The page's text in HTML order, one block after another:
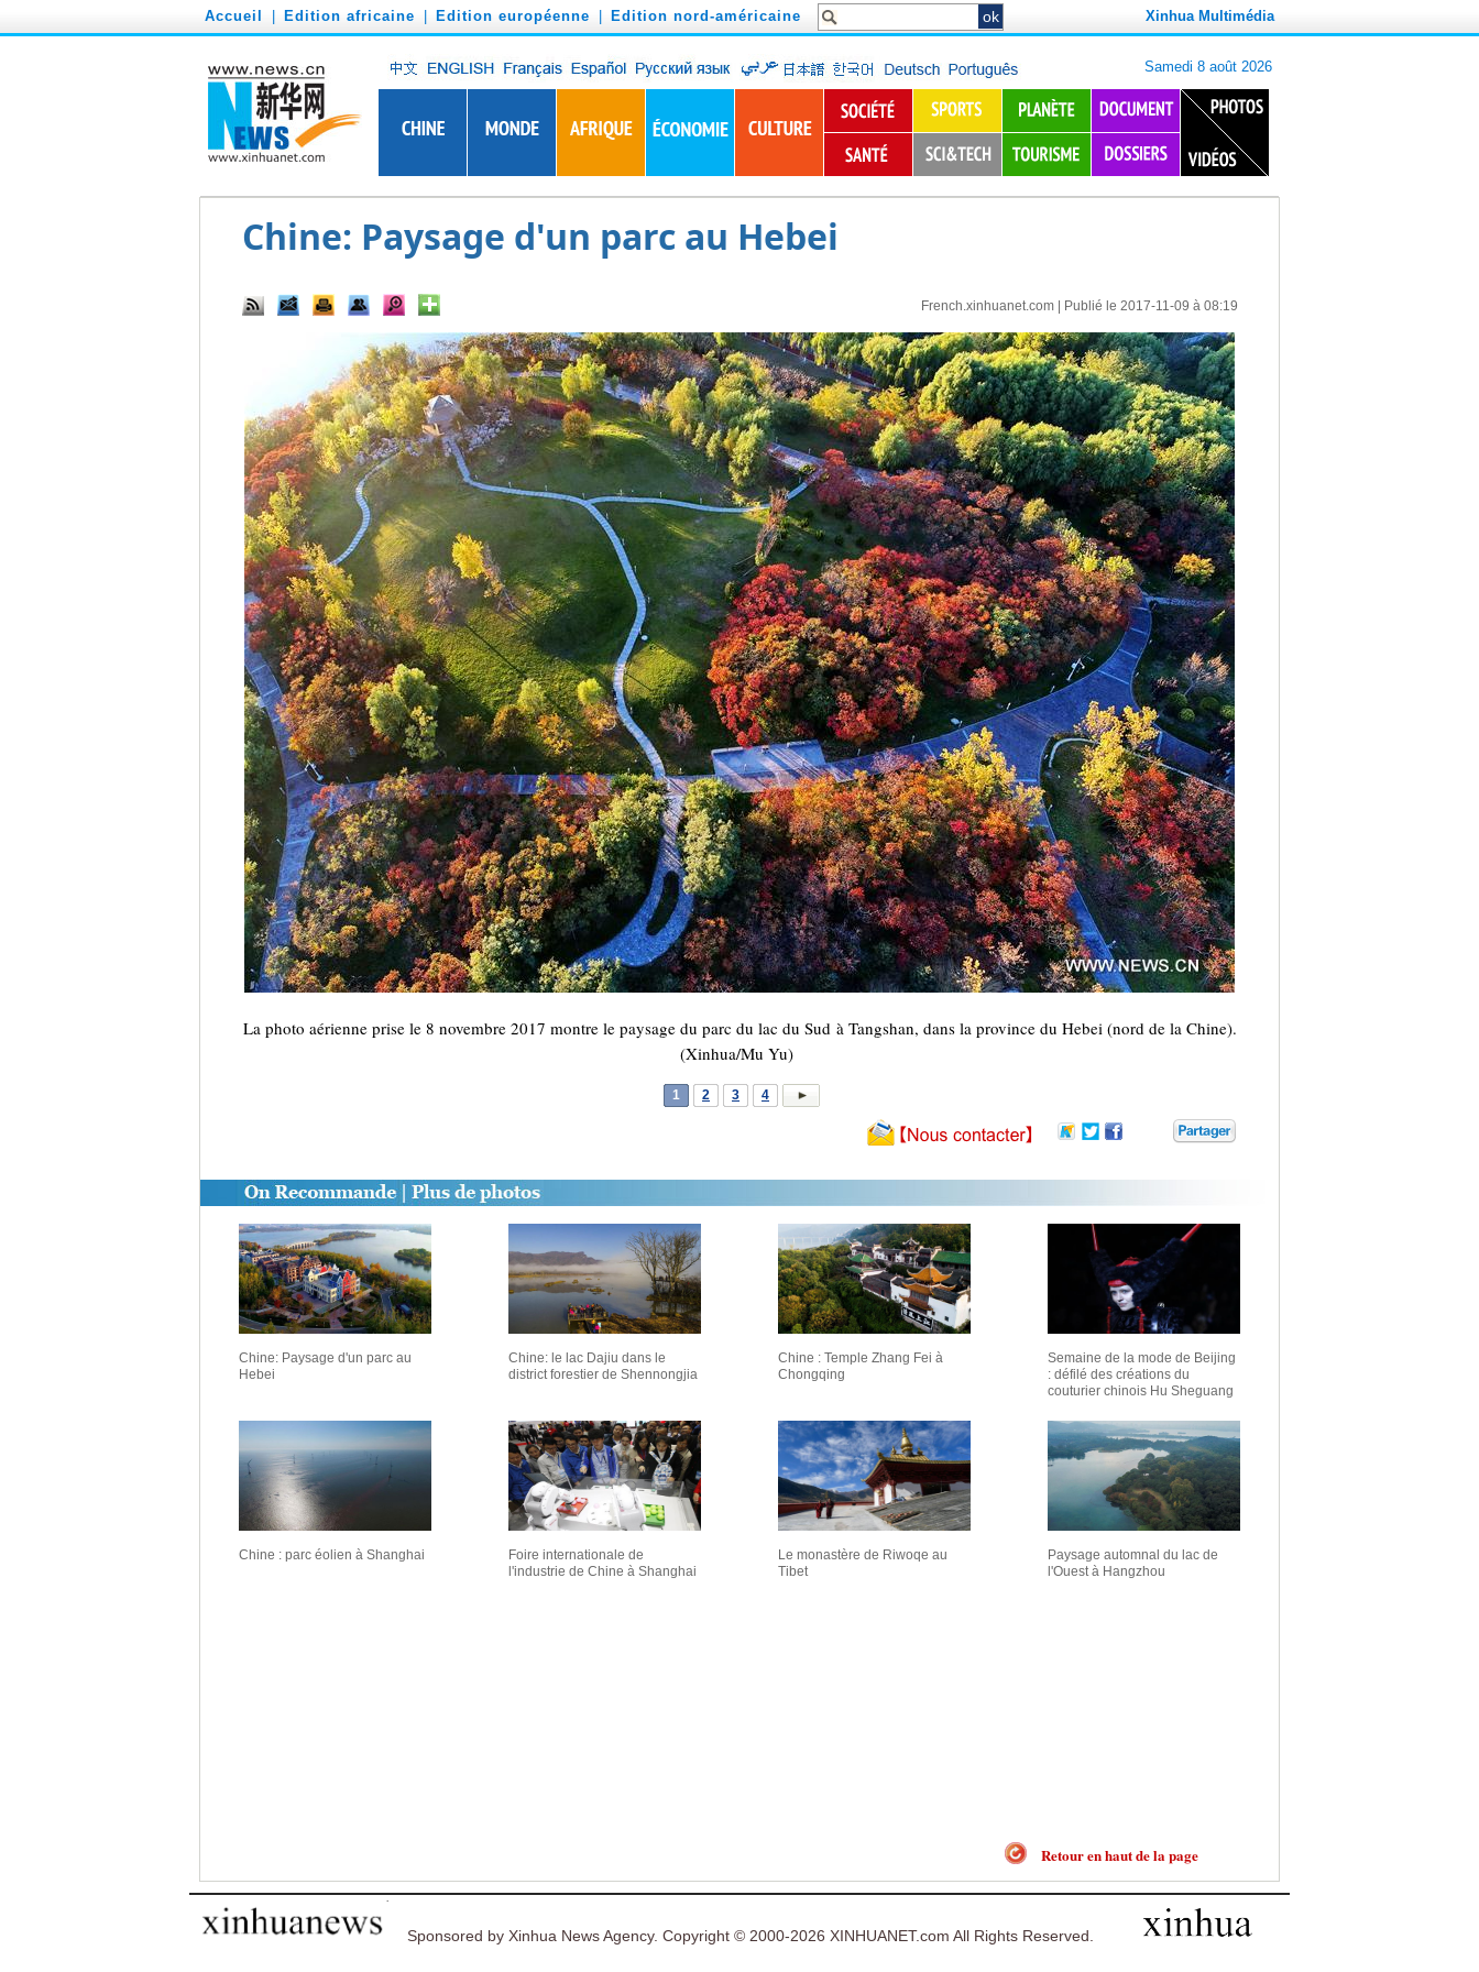
Accueil Edition africaine Edition européenne Edition nord-américaine Xinhua Multimédia
Chine: Paysage d'un parc au Hebei
French.xinhuanet.com| Publié le 2017-11-09 à 08:19
La photo aérienne prise le 8 novembre 2017 montre le paysage du parc du lac du Sud à Tangshan, dans la province du Hebei (nord de la Chine).
(Xinhua/Mu Yu)
1 2 3 4
Chine: Paysage d'un parc au
Hebei
Chine: le lac Dajiu dans le
district forestier de Shennongjia
Chine : Temple Zhang Fei à
Chongqing
Semaine de la mode de Beijing
: défilé des créations du
couturier chinois Hu Sheguang
Chine : parc éolien à Shanghai
Foire internationale de
l'industrie de Chine à Shanghai
Le monastère de Riwoqe au
Tibet
Paysage automnal du lac de
l'Ouest à Hangzhou
Retour en haut de la page
Sponsored by Xinhua News Agency. Copyright © 2000-2026 XINHUANET.com All Rights Reserved.